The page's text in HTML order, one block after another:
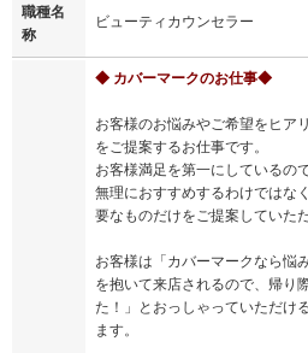
職種名
称
ビューティカウンセラー
◆ カバーマークのお仕事◆
お客様のお悩みやご希望をヒア
をご提案するお仕事です。
お客様満足を第一にしているの
無理におすすめするわけではな
要なものだけをご提案していた
お客様は「カバーマークなら悩
を抱いて来店されるので、帰り
た！」とおっしゃっていただけ
ます。